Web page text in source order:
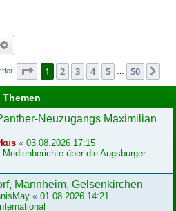
Seite 1von 50
1 2 3 4 5 50
Themen
Neuzugangs Maximilian
« 03.08.2026 17:15
Medienberichte über die Augsburger
Mannheim, Gelsenkirchen
« 01.08.2026 14:21